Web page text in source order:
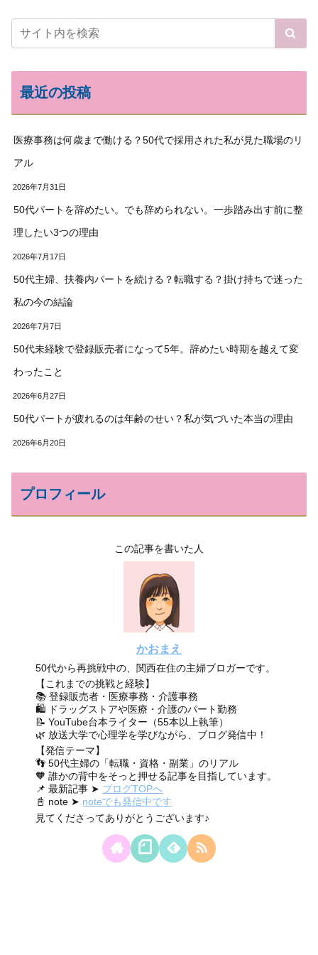
最近の投稿
医療事務は何歳まで働ける？50代で採用された私が見た職場のリ
アル
2026年7月31日
50代パートを辞めたい。でも辞められない。一歩踏み出す前に整
理したい3つの理由
2026年7月17日
50代主婦、扶養内パートを続ける？転職する？掛け持ちで迷った
私の今の結論
2026年7月7日
50代未経験で登録販売者になって5年。辞めたい時期を越えて変
わったこと
2026年6月27日
50代パートが疲れるのは年齢のせい？私が気づいた本当の理由
2026年6月20日
プロフィール
この記事を書いた人
かおまえ
50代から再挑戦中の、関西在住の主婦ブロガーです。
【これまでの挑戦と経験】
📚 登録販売者・医療事務・介護事務
🛍 ドラッグストアや医療・介護のパート勤務
📝 YouTube台本ライター（55本以上執筆）
🌿 放送大学で心理学を学びながら、ブログ発信中！
【発信テーマ】
👣 50代主婦の「転職・資格・副業」のリアル
🧡 誰かの背中をそっと押せる記事を目指しています。
📌 最新記事 ➤ ブログTOPへ
📓 note ➤ noteでも発信中です
見てくださってありがとうございます♪